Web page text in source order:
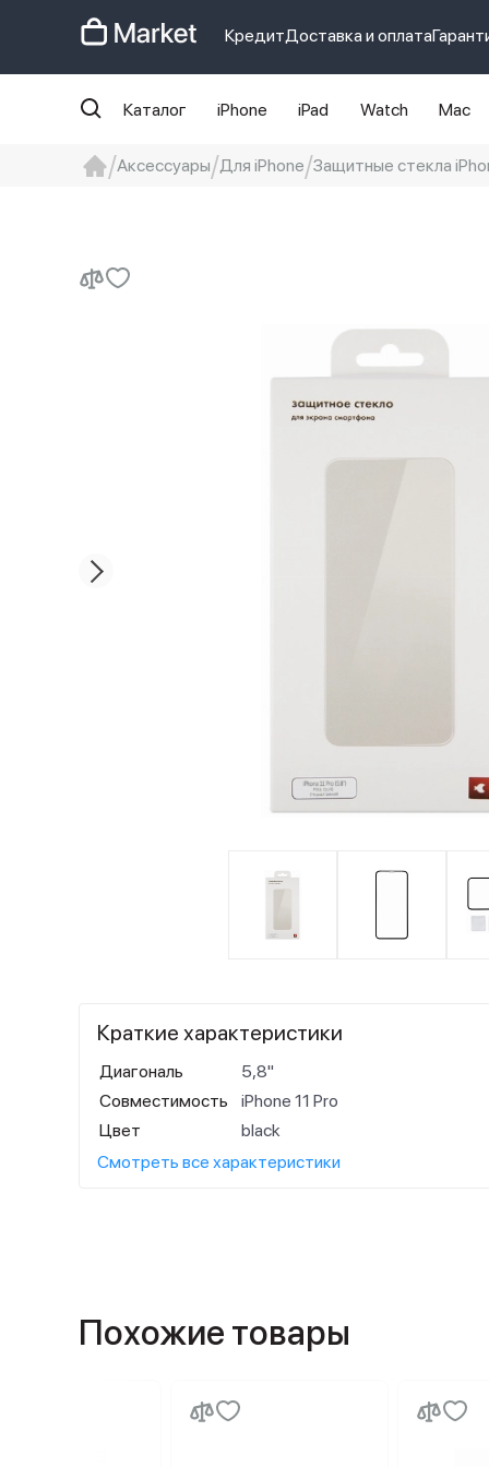
КредитДоставка и оплата
Каталог iPhone iPad Watch Mac
Аксессуары Для iPhone Защитные стекла
Краткие характеристики
Диагональ
5,8"
Совместимость
iPhone 11 Pro
Цвет
black
Смотреть все характеристики
Похожие товары